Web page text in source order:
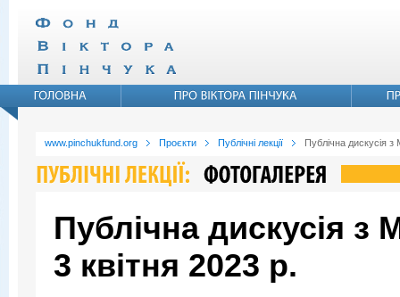
www.pinchukfund.org Проєкти Публічні лекції Публічна дискусія
Публічна дискусія
3 квітня 2023 р.